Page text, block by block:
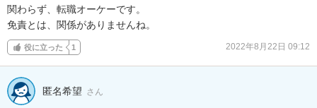
関わらず、転職オーケーです。
免責とは、関係がありませんね。
役に立った 1 2022年8月22日 09:12
匿名希望 さん